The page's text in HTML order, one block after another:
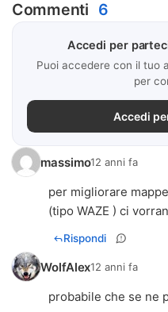
Commenti 6
Accedi per
Puoi accedere con il tuo
per
Accedi
massimo12 anni fa
per migliorare
(tipo WAZE ) ci
Rispondi
WolfAlex12 anni fa
probabile che se ne